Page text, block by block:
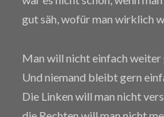
gut säh, wofür man wirklich
Man will nicht einfach weiter
Und niemand bleibt gern
Die Linken will man nicht